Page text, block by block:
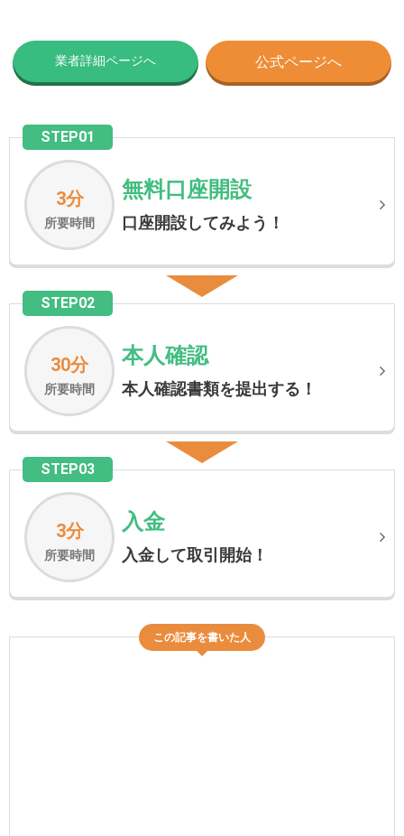
業者詳細ページへ 公式ページへ
STEP01
3分
所要時間
無料口座開設
口座開設してみよう！
STEP02
30分
所要時間
本人確認
本人確認書類を提出する！
STEP03
3分
所要時間
入金
入金して取引開始！
この記事を書いた人